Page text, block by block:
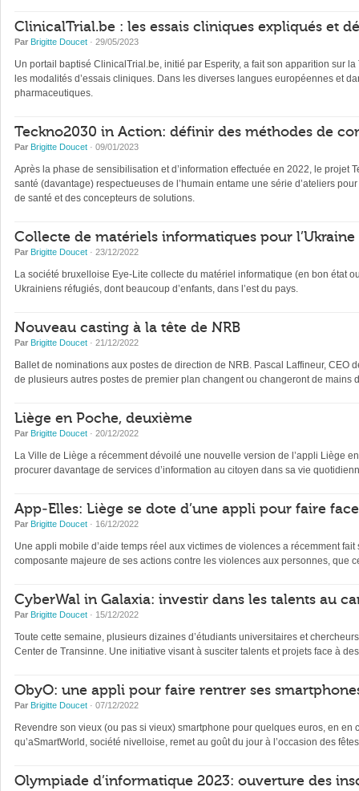
ClinicalTrial.be : les essais cliniques expliqués et
Par Brigitte Doucet · 29/05/2023
Un portail baptisé ClinicalTrial.be, initié par Esperity, a fait son apparition sur
les modalités d’essais cliniques. Dans les diverses langues européennes et
pharmaceutiques.
Teckno2030 in Action: définir des méthodes de
Par Brigitte Doucet · 09/01/2023
Après la phase de sensibilisation et d’information effectuée en 2022, le projet
santé (davantage) respectueuses de l’humain entame une série d’ateliers
de santé et des concepteurs de solutions.
Collecte de matériels informatiques pour l’Ukraine
Par Brigitte Doucet · 23/12/2022
La société bruxelloise Eye-Lite collecte du matériel informatique (en bon état
Ukrainiens réfugiés, dont beaucoup d’enfants, dans l’est du pays.
Nouveau casting à la tête de NRB
Par Brigitte Doucet · 21/12/2022
Ballet de nominations aux postes de direction de NRB. Pascal Laffineur,
de plusieurs autres postes de premier plan changent ou changeront de mains
Liège en Poche, deuxième
Par Brigitte Doucet · 20/12/2022
La Ville de Liège a récemment dévoilé une nouvelle version de l’appli Liège
procurer davantage de services d’information au citoyen dans sa vie
App-Elles: Liège se dote d’une appli pour faire
Par Brigitte Doucet · 16/12/2022
Une appli mobile d’aide temps réel aux victimes de violences a récemment
composante majeure de ses actions contre les violences aux personnes, que
CyberWal in Galaxia: investir dans les talents au
Par Brigitte Doucet · 15/12/2022
Toute cette semaine, plusieurs dizaines d’étudiants universitaires et
Center de Transinne. Une initiative visant à susciter talents et projets face à
ObyO: une appli pour faire rentrer ses
Par Brigitte Doucet · 07/12/2022
Revendre son vieux (ou pas si vieux) smartphone pour quelques euros, en
qu’aSmartWorld, société nivelloise, remet au goût du jour à l’occasion des
Olympiade d’informatique 2023: ouverture des